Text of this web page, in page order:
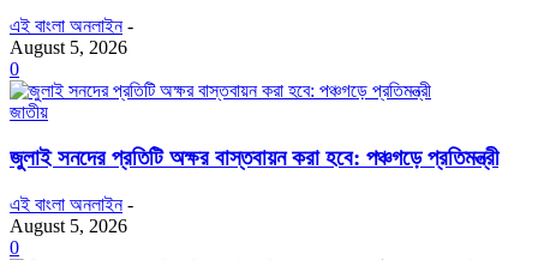
এই বাংলা অনলাইন -
August 5, 2026
0
জাতীয়
জুলাই সনদের প্রতিটি অক্ষর বাস্তবায়ন করা হবে: পঞ্চগড়ে প্রতিমন্ত্রী
এই বাংলা অনলাইন -
August 5, 2026
0